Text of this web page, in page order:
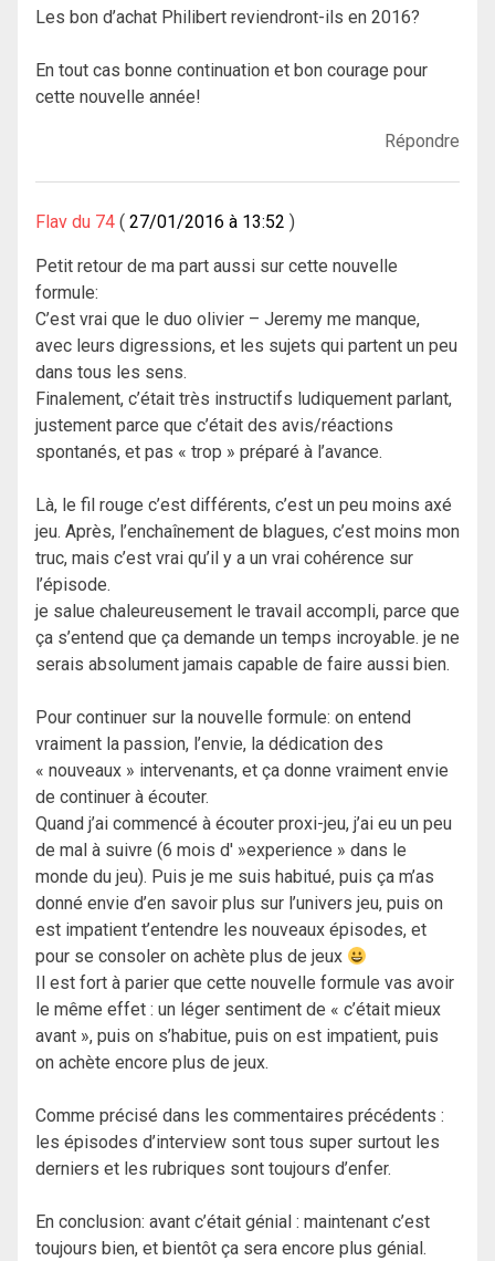
Les bon d’achat Philibert reviendront-ils en 2016?
En tout cas bonne continuation et bon courage pour
cette nouvelle année!
Répondre
Flav du 74 27/01/2016 à 13:52
Petit retour de ma part aussi sur cette nouvelle
formule:
C’est vrai que le duo olivier – Jeremy me manque,
avec leurs digressions, et les sujets qui partent un peu
dans tous les sens.
Finalement, c’était très instructifs ludiquement parlant,
justement parce que c’était des avis/réactions
spontanés, et pas « trop » préparé à l’avance.
Là, le fil rouge c’est différents, c’est un peu moins axé
jeu. Après, l’enchaînement de blagues, c’est moins mon
truc, mais c’est vrai qu’il y a un vrai cohérence sur
l’épisode.
je salue chaleureusement le travail accompli, parce que
ça s’entend que ça demande un temps incroyable. je ne
serais absolument jamais capable de faire aussi bien.
Pour continuer sur la nouvelle formule: on entend
vraiment la passion, l’envie, la dédication des
« nouveaux » intervenants, et ça donne vraiment envie
de continuer à écouter.
Quand j’ai commencé à écouter proxi-jeu, j’ai eu un peu
de mal à suivre (6 mois d' »experience » dans le
monde du jeu). Puis je me suis habitué, puis ça m’as
donné envie d’en savoir plus sur l’univers jeu, puis on
est impatient t’entendre les nouveaux épisodes, et
pour se consoler on achète plus de jeux
Il est fort à parier que cette nouvelle formule vas avoir
le même effet : un léger sentiment de « c’était mieux
avant », puis on s’habitue, puis on est impatient, puis
on achète encore plus de jeux.
Comme précisé dans les commentaires précédents :
les épisodes d’interview sont tous super surtout les
derniers et les rubriques sont toujours d’enfer.
En conclusion: avant c’était génial : maintenant c’est
toujours bien, et bientôt ça sera encore plus génial.